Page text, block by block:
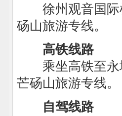
徐州观音国际
砀山旅游专线。
高铁线路
乘坐高铁至永
芒砀山旅游专线。
自驾线路